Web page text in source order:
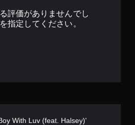
評価がありませんでし
指定してください。
With Luv (feat. Halsey)'